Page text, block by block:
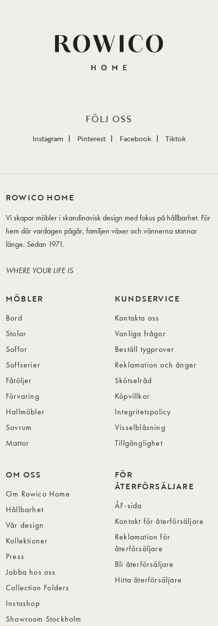
FÖLJ OSS
Instagram Pinterest Facebook Tiktok
ROWICO HOME
Vi skapar möbler i skandinavisk design med fokus på hållbarhet. För
hem där vardagen pågår, familjen växer och vännerna stannar
länge. Sedan 1971.
WHERE YOUR LIFE IS
MÖBLER
Bord
Stolar
Soffor
Soffserier
Fåtöljer
Förvaring
Hallmöbler
Sovrum
Mattor
KUNDSERVICE
Kontakta oss
Vanliga frågor
Beställ tygprover
Reklamation och ånger
Skötselråd
Köpvillkor
Integritetspolicy
Visselblåsning
Tillgänglighet
OM OSS
Om Rowico Home
Hållbarhet
Vår design
Kollektioner
Press
Jobba hos oss
Collection Folders
Instashop
Showroom Stockholm
FÖR
ÅTERFÖRSÄLJARE
ÅF-sida
Kontakt för återförsäljare
Reklamation för
återförsäljare
Bli återförsäljare
Hitta återförsäljare